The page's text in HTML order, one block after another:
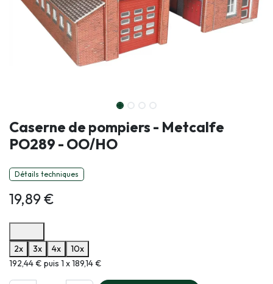
Caserne de pompiers - Metcalfe
PO289 - OO/HO
Détails techniques
19,89€
2x
3x 4x
10x
Informations sur le plan de paiement sélectionné
192,44 € puis 1 x 189,14 €